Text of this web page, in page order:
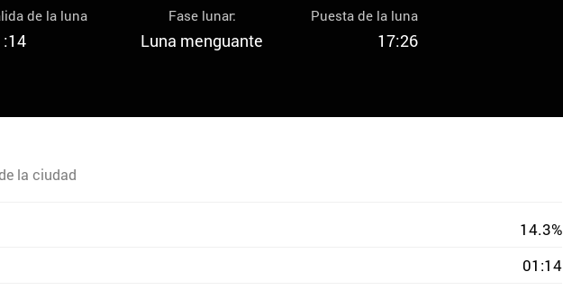
de la luna Fase lunar:
Luna menguante
Puesta de la luna
17:26
la ciudad
14.3%
01:14